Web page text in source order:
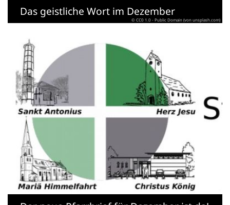
Das geistliche Wort im Dezember
© CC0 1.0 - Public Domain (von unsplash.com)